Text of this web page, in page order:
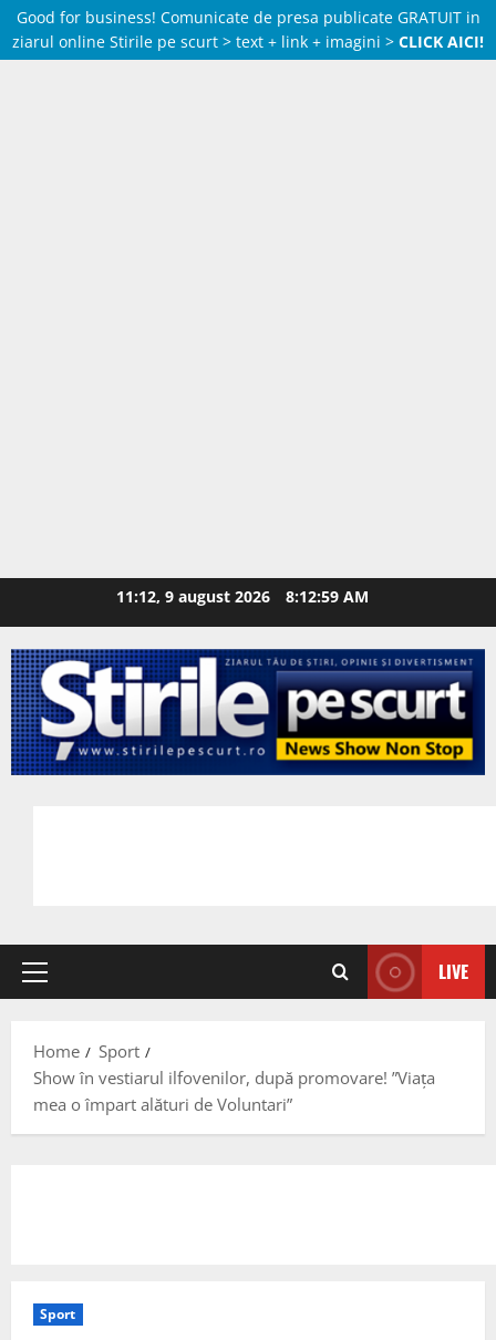
Good for business! Comunicate de presa publicate GRATUIT in
ziarul online Stirile pe scurt > text + link + imagini > CLICK AICI!
11:12, 9 august 2026 8:13:00 AM
Primary
LIVE
Home
Sport
Show în vestiarul ilfovenilor, după promovare! ”Viața
mea o împart alături de Voluntari”
Sport